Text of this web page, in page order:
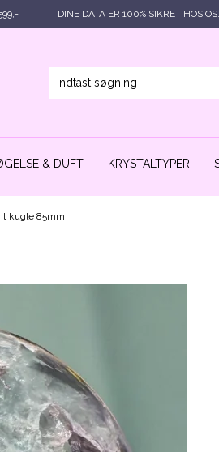
DINE DATA ER 100% SIKRET HOS OS.
& DUFT KRYSTALTYPER
kugle 85mm